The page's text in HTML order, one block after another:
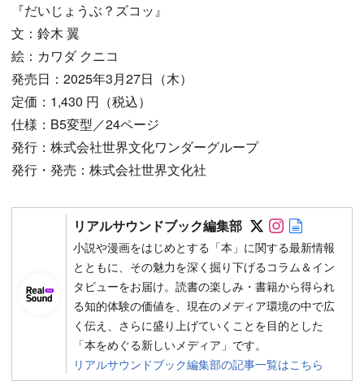
『だいじょうぶ？ズコッ』
文：鈴木 翼
絵：カワダ クニコ
発売日：2025年3月27日（木）
定価：1,430 円（税込）
仕様：B5変型／24ページ
発行：株式会社世界文化ワンダーグループ
発行・発売：株式会社世界文化社
リアルサウンドブック編集部 Follow on
Follow on
小説や漫画をはじめとする「本」に関する最新情報
とともに、その魅力を深く掘り下げるコラム＆イン
タビューをお届け。読書の楽しみ・書籍から得られ
る知的体験の価値を、現在のメディア環境の中で広
く伝え、さらに盛り上げていくことを目的とした
「本をめぐる新しいメディア」です。
リアルサウンドブック編集部の記事一覧はこちら